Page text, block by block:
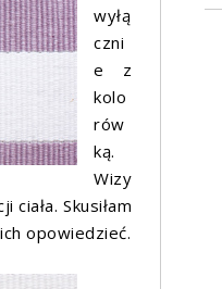
wyłą
czni
e z
kolo
rów
ką.
Wizy
Skusiłam
opowiedzieć.